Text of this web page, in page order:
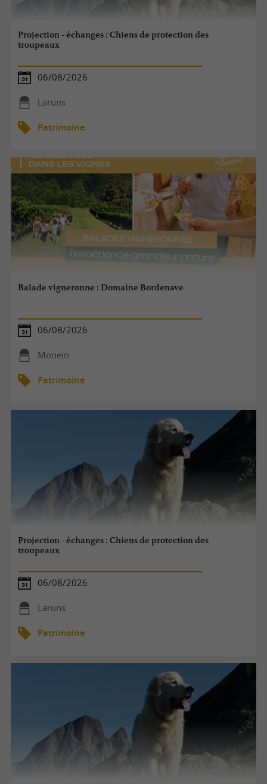
Projection - échanges : Chiens de protection des
troupeaux
06/08/2026
Laruns
Patrimoine
Balade vigneronne : Domaine Bordenave
06/08/2026
Monein
Patrimoine
Projection - échanges : Chiens de protection des
troupeaux
06/08/2026
Laruns
Patrimoine